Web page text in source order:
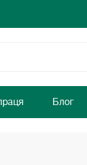
Блог